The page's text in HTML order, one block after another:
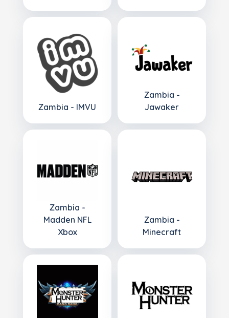
Zambia - IMVU
Zambia -
Jawaker
Zambia -
Madden NFL
Xbox
Zambia -
Minecraft